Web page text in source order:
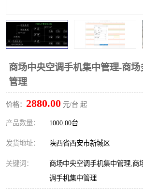
商场中央空调手机集中管理-商
管理
价格： 2880.00 元/台 起
产品数量： 1000.00台
发货地址： 陕西省西安市新城区
关键词：
商场中央空调手机集中管理,商
调手机集中管理